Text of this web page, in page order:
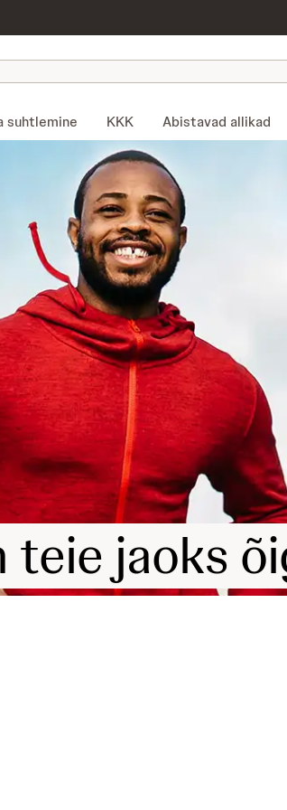
suhtlemine KKK Abistavad allikad
teie jaoks